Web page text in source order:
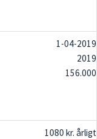
1-04-2019
2019
156.000
1080 kr. årligt